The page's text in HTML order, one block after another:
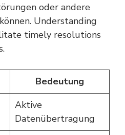
oder andere
Understanding
timely resolutions
Bedeutung
Aktive
Datenübertragung